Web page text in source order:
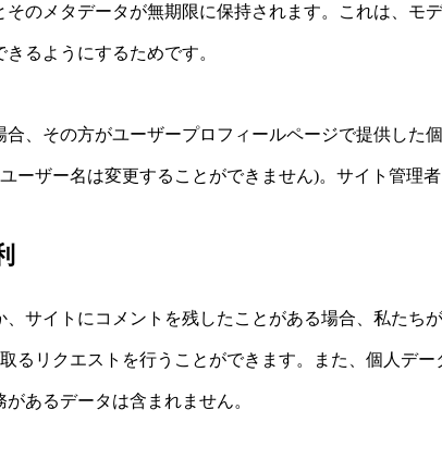
のメタデータが無期限に保持されます。これは、モ
るようにするためです。
、その方がユーザープロフィールページで提供した
ーザー名は変更することができません)。サイト管理
サイトにコメントを残したことがある場合、私たち
るリクエストを行うことができます。また、個人デ
あるデータは含まれません。